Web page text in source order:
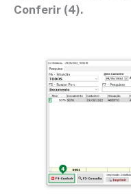
Conferir (4).